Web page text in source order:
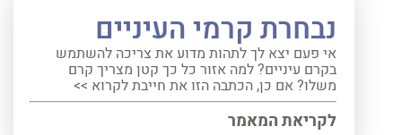
נבחרת קרמי העיניים
אי פעם יצא לך לתהות מדוע את צריכה להשתמש
בקרם עיניים? למה אזור כל כך קטן מצריך קרם
משלו? אם כן, הכתבה הזו את חייבת לקרוא >>
לקריאת המאמר